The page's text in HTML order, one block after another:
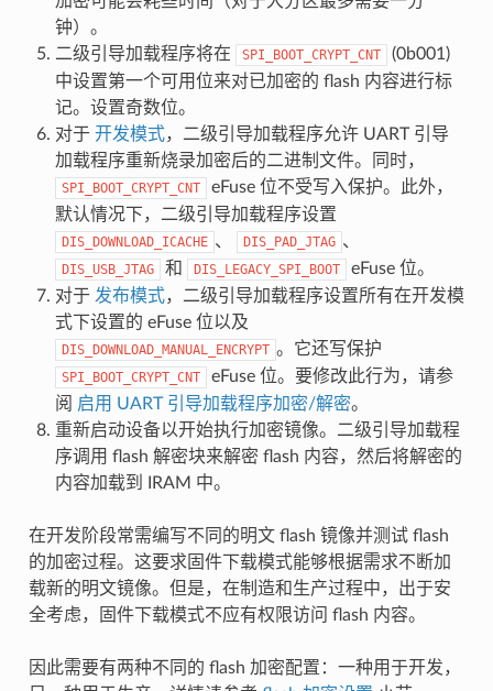
钟）。
二级引导加载程序将在
SPI_BOOT_CRYPT_CNT
(0b001)
中设置第一个可用位来对已加密的 flash 内容进行标
记。设置奇数位。
对于 开发模式，二级引导加载程序允许 UART 引导
加载程序重新烧录加密后的二进制文件。同时，
SPI_BOOT_CRYPT_CNT
eFuse 位不受写入保护。此外，
默认情况下，二级引导加载程序设置
DIS_DOWNLOAD_ICACHE 、 DIS_PAD_JTAG 、
DIS_USB_JTAG 和 DIS_LEGACY_SPI_BOOT
eFuse 位。
对于 发布模式，二级引导加载程序设置所有在开发模
式下设置的 eFuse 位以及
DIS_DOWNLOAD_MANUAL_ENCRYPT 。它还写保护
SPI_BOOT_CRYPT_CNT
eFuse 位。要修改此行为，请参
阅 启用 UART 引导加载程序加密/解密。
重新启动设备以开始执行加密镜像。二级引导加载程
序调用 flash 解密块来解密 flash 内容，然后将解密的
内容加载到 IRAM 中。
在开发阶段常需编写不同的明文 flash 镜像并测试 flash
的加密过程。这要求固件下载模式能够根据需求不断加
载新的明文镜像。但是，在制造和生产过程中，出于安
全考虑，固件下载模式不应有权限访问 flash 内容。
因此需要有两种不同的 flash 加密配置：一种用于开发，